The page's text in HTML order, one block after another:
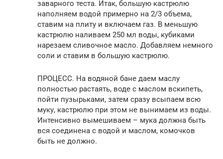
заварного теста. Итак, большую кастрюлю
наполняем водой примерно на 2/3 объема,
ставим на плиту и включаем газ. В меньшую
кастрюлю наливаем 250 мл воды, кубиками
нарезаем сливочное масло. Добавляем немного
соли и ставим в большую кастрюлю.
ПРОЦЕСС. На водяной бане даем маслу
полностью растаять, воде с маслом вскипеть,
пойти пузырьками, затем сразу всыпаем всю
муку, кастрюлю при этом не вынимаем из воды.
Интенсивно вымешиваем – мука должна быть
вся соединена с водой и маслом, комочков
быть не должно.